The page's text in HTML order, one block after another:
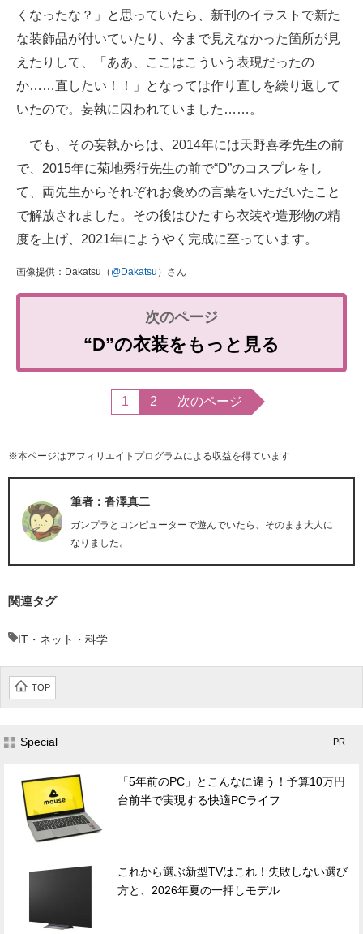
くなったな？」と思っていたら、新刊のイラストで新た
な装飾品が付いていたり、今まで見えなかった箇所が見
えたりして、「ああ、ここはこういう表現だったの
か……直したい！！」となっては作り直しを繰り返して
いたので。妄執に囚われていました……。
でも、その妄執からは、2014年には天野喜孝先生の前
で、2015年に菊地秀行先生の前で“D”のコスプレをし
て、両先生からそれぞれお褒めの言葉をいただいたこと
で解放されました。その後はひたすら衣装や造形物の精
度を上げ、2021年にようやく完成に至っています。
画像提供：Dakatsu（ @Dakatsu ）さん
“D”の衣装をもっと見る
1 2 次のページ
※本ページはアフィリエイトプログラムによる収益を得ています
筆者：沓澤真二
ガンプラとコンピューターで遊んでいたら、そのまま大人に
なりました。
関連タグ
IT・ネット・科学
TOP
Special - PR -
「5年前のPC」とこんなに違う！予算10万円
台前半で実現する快適PCライフ
これから選ぶ新型TVはこれ！失敗しない選び
方と、2026年夏の一押しモデル